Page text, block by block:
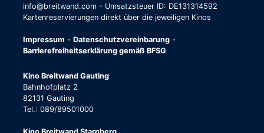
info@breitwand.com - Umsatzsteuer ID: DE131314592
Kartenreservierungen direkt über die jeweiligen Kinos
Impressum - Datenschutzvereinbarung -
Barrierefreiheitserklärung gemäß BFSG
Kino Breitwand Gauting
Bahnhofplatz 2
82131 Gauting
Tel.: 089/89501000